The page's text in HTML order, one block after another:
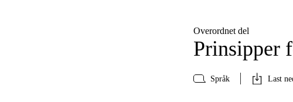
Overordnet del
Prinsipper
Språk Last